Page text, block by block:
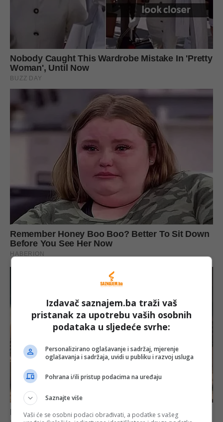
Izdavač saznajem.ba traži vaš
pristanak za upotrebu vaših osobnih
podataka u sljedeće svrhe:
Personalizirano oglašavanje i sadržaj, mjerenje
oglašavanja i sadržaja, uvidi u publiku i razvoj usluga
Pohrana i/ili pristup podacima na uređaju
Saznajte više
Vaši će se osobni podaci obrađivati, a podatke s vašeg